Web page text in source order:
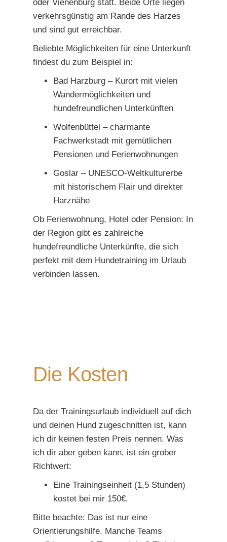
oder Vienenburg statt. Beide Orte liegen
verkehrsgünstig am Rande des Harzes
und sind gut erreichbar.
Beliebte Möglichkeiten für eine Unterkunft
findest du zum Beispiel in:
Bad Harzburg – Kurort mit vielen
Wandermöglichkeiten und
hundefreundlichen Unterkünften
Wolfenbüttel – charmante
Fachwerkstadt mit gemütlichen
Pensionen und Ferienwohnungen
Goslar – UNESCO-Weltkulturerbe
mit historischem Flair und direkter
Harznähe
Ob Ferienwohnung, Hotel oder Pension: In
der Region gibt es zahlreiche
hundefreundliche Unterkünfte, die sich
perfekt mit dem Hundetraining im Urlaub
verbinden lassen.
Die Kosten
Da der Trainingsurlaub individuell auf dich
und deinen Hund zugeschnitten ist, kann
ich dir keinen festen Preis nennen. Was
ich dir aber geben kann, ist ein grober
Richtwert:
Eine Trainingseinheit (1,5 Stunden)
kostet bei mir 150€.
Bitte beachte: Das ist nur eine
Orientierungshilfe. Manche Teams